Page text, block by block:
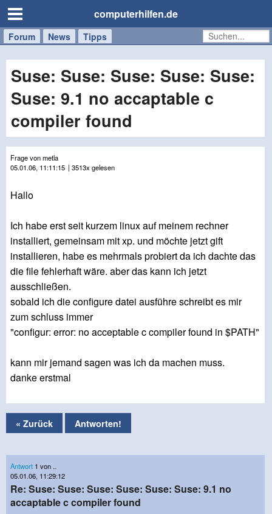
computerhilfen.de
Forum News Tipps
Handy
Tablet
Windows
Mac
Suse: Suse: Suse: Suse: Suse:
Suse: 9.1 no accaptable c
compiler found
Frage von metla
05.01.06, 11:11:15 | 3513x gelesen
Hallo
Ich habe erst seit kurzem linux auf meinem rechner
installiert, gemeinsam mit xp. und möchte jetzt gift
installieren, habe es mehrmals probiert da ich dachte das
die file fehlerhaft wäre. aber das kann ich jetzt
ausschließen.
sobald ich die configure datei ausführe schreibt es mir
zum schluss immer
"configur: error: no acceptable c compiler found in $PATH"
kann mir jemand sagen was ich da machen muss.
danke erstmal
« Zurück Antworten!
Antwort 1 von ..
05.01.06, 11:29:12
Re: Suse: Suse: Suse: Suse: Suse: Suse: 9.1 no
accaptable c compiler found